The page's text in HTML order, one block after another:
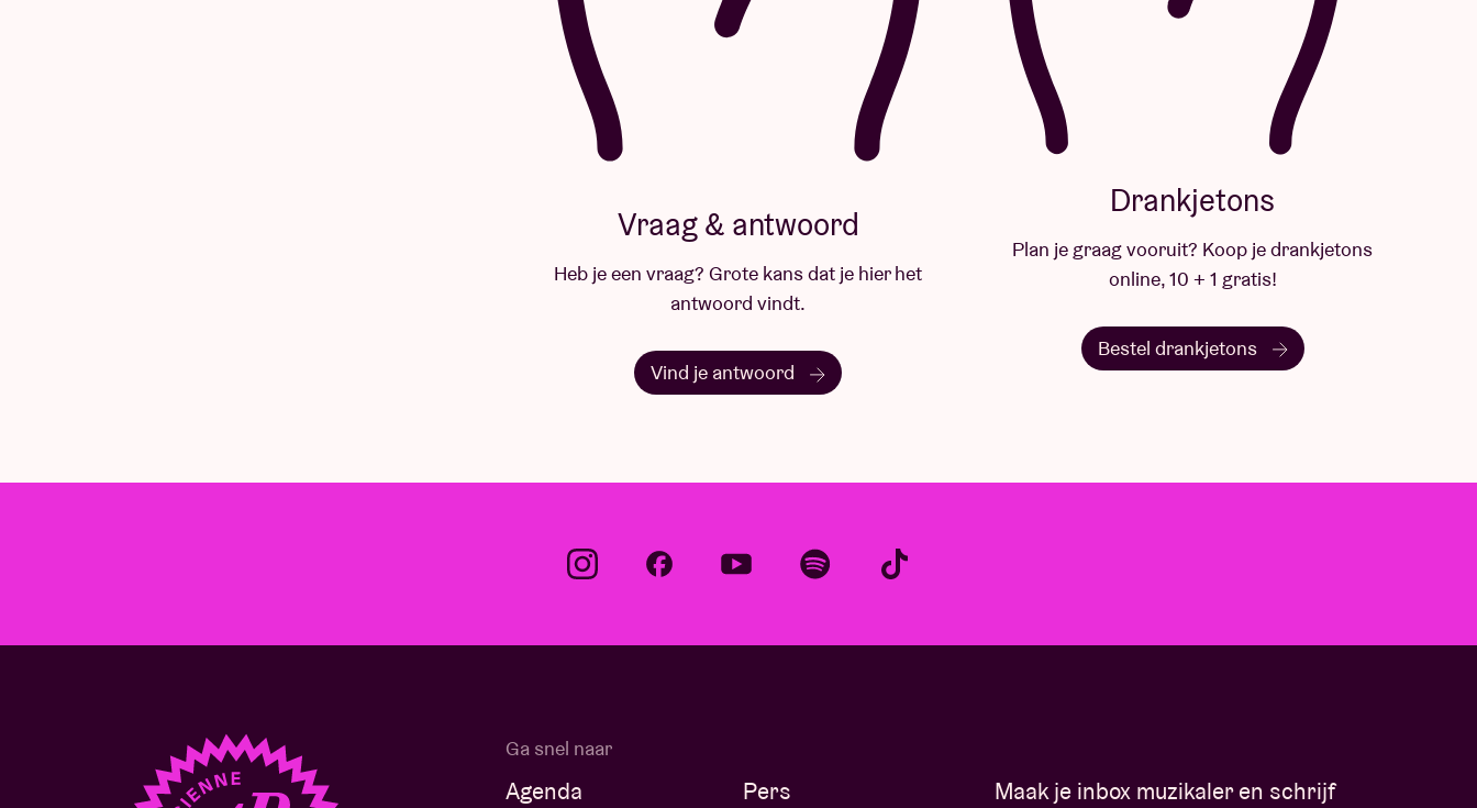
Vraag & antwoord
Heb je een vraag? Grote kans dat je hier het
antwoord vindt.
Vind je antwoord
Drankjetons
Plan je graag vooruit? Koop je drankjetons
online, 10 + 1 gratis!
Bestel drankjetons
Ga snel naar
Agenda Pers Maak je inbox muzikaler en schrijf